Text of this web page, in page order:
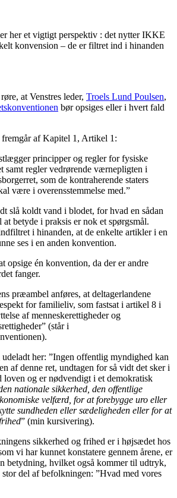
her et vigtigt perspektiv : det nytter IKKE
konvension – de er filtret ind i hinanden
at Venstres leder, Troels Lund Poulsen,
bør opsiges eller i hvert fald
af Kapitel 1, Artikel 1:
principper og regler for fysiske
samt regler vedrørende værnepligten i
som de kontraherende staters
være i overensstemmelse med.”
slå koldt vand i blodet, for hvad en sådan
betyde i praksis er nok et spørgsmål.
i hinanden, at de enkelte artikler i en
ses i en anden konvention.
opsige én konvention, da der er andre
fanger.
præambel anføres, at deltagerlandene
for familieliv, som fastsat i artikel 8 i
af menneskerettigheder og
(står i
her: ”Ingen offentlig myndighed kan
af denne ret, undtagen for så vidt det sker i
loven og er nødvendigt i et demokratisk
nationale sikkerhed, den offentlige
velfærd, for at forebygge uro eller
sundheden eller sædeligheden eller for at
” (min kursivering).
sikkerhed og frihed er i højsædet hos
vi har kunnet konstatere gennem årene, er
betydning, hvilket også kommer til udtryk,
del af befolkningen: ”Hvad med vores